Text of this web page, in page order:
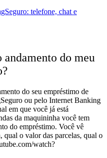
telefone, chat e
andamento do meu
do seu empréstimo de
ou pelo Internet Banking
em que você já está
da maquininha você tem
do empréstimo. Você vê
qual o valor das parcelas, qual o
watch?